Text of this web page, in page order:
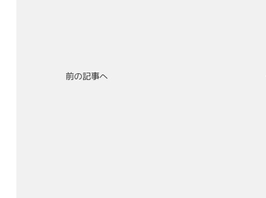
前の記事へ